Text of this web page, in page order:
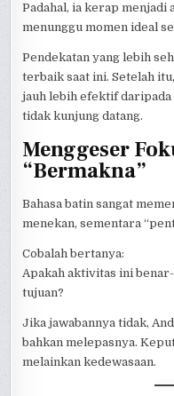
Padahal, ia kerap menjadi
menunggu momen ideal
Pendekatan yang lebih
terbaik saat ini. Setelah
jauh lebih efektif
tidak kunjung datang.
Menggeser
“Bermakna”
Bahasa batin sangat
menekan, sementara
Cobalah bertanya:
Apakah aktivitas ini
tujuan?
Jika jawabannya tidak,
bahkan melepasnya.
melainkan kedewasaan.